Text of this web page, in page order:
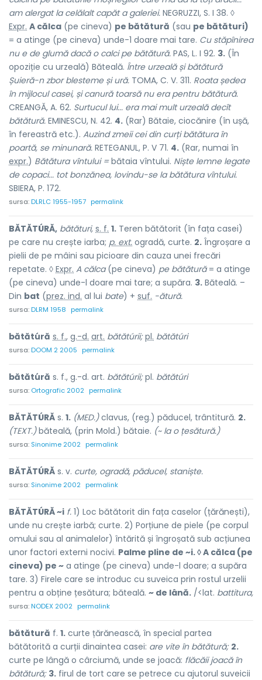
am alergat la celălalt capăt a galeriei. NEGRUZZI, S. I 38. ◊
Expr. A călca (pe cineva) pe bătătură (sau pe bătături)
= a atinge (pe cineva) unde-1 doare mai tare. Cu stăpînirea
nu e de glumă dacă o calci pe bătătură. PAS, L. I 92. 3. (În
opoziție cu urzeală) Băteală. Între urzeală și bătătură
Șuieră-n zbor blesteme și ură. TOMA, C. V. 311. Roata ședea
în mijlocul casei, și canură toarsă nu era pentru bătătură.
CREANGĂ, A. 62. Surtucul lui... era mai mult urzeală decît
bătătură. EMINESCU, N. 42. 4. (Rar) Bătaie, ciocănire (în ușă,
în fereastră etc.). Auzind zmeii cei din curți bătătura în
poartă, se minunară. RETEGANUL, P. V 71. 4. (Rar, numai în
expr.) Bătătura vîntului =bătaia vîntului. Niște lemne legate
de copaci... tot bonzănea, lovindu-se la bătătura vîntului.
SBIERA, P. 172.
sursa:DLRLC 1955-1957 permalink
BĂTĂTÚRĂ, bătături, s. f. 1. Teren bătătorit (în fața casei)
pe care nu crește iarba; p. ext. ogradă, curte. 2. Îngroșare a
pielii de pe mâini sau picioare din cauza unei frecări
repetate. ◊ Expr. A călca(pe cineva) pe bătătură= a atinge
(pe cineva) unde-l doare mai tare; a supăra. 3. Băteală. –
Din bat (prez. ind. al lui bate) + suf. -ătură.
sursa:DLRM 1958 permalink
bătătúră s. f., g.-d. art. bătătúrii; pl. bătătúri
sursa:DOOM 2 2005 permalink
bătătúră s. f., g.-d. art. bătătúrii;pl. bătătúri
sursa: Ortografic 2002 permalink
BĂTĂTÚRĂ s. 1. (MED.)clavus, (reg.) păducel, trântitură. 2.
(TEXT.)băteală, (prin Mold.) bătaie. (~ la o țesătură.)
sursa: Sinonime 2002 permalink
BĂTĂTÚRĂ s. v. curte, ogradă, păducel, staniște.
sursa: Sinonime 2002 permalink
BĂTĂTÚRĂ ~i f. 1) Loc bătătorit din fața caselor (țărănești),
unde nu crește iarbă; curte. 2) Porțiune de piele (pe corpul
omului sau al animalelor) întărită și îngroșată sub acțiunea
unor factori externi nocivi. Palme pline de ~i. ◊ A călca (pe
cineva) pe ~ a atinge (pe cineva) unde-l doare; a supăra
tare. 3) Firele care se introduc cu suveica prin rostul urzelii
pentru a obține țesătura; băteală. ~ de lână. /<lat. battitura,
sursa:NODEX 2002 permalink
bătătură f. 1. curte țărănească, în special partea
bătătorită a curții dinaintea casei: are vite în bătătură; 2.
curte pe lângă o cârciumă, unde se joacă: flăcăii joacă în
bătătură; 3. firul de tort care se petrece cu ajutorul suveicii